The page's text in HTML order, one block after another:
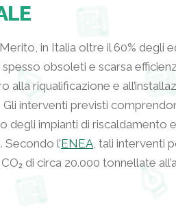
in Italia oltre il 60% degli
obsoleti e scarsa
alla riqualificazione e
Gli interventi previsti
degli impianti di riscaldamento e
l’ENEA , tali interventi
di circa 20.000 tonnellate